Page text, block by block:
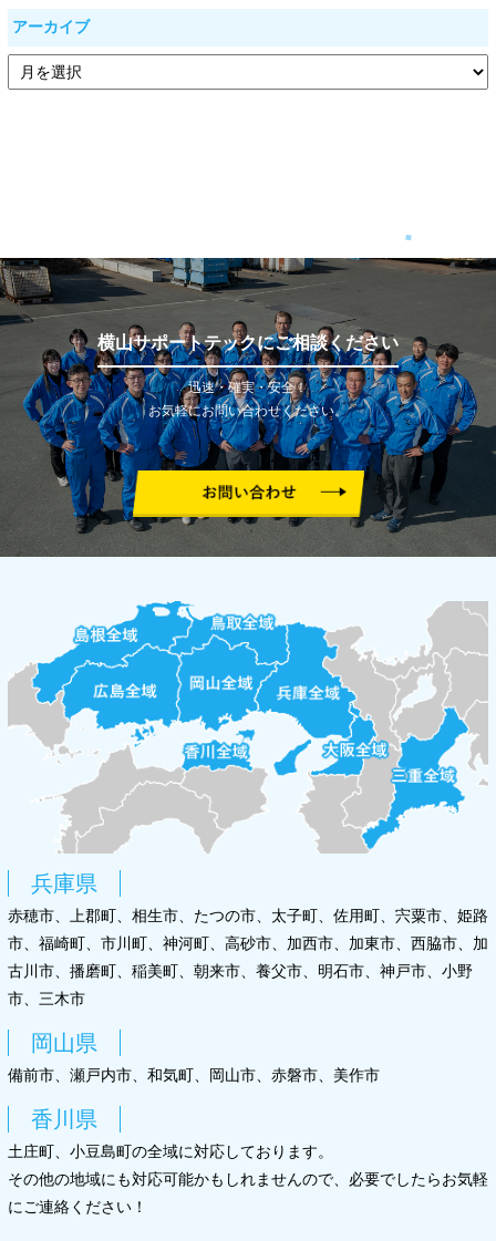
アーカイブ
横山サポートテックにご相談ください
迅速・確実・安全！
お気軽にお問い合わせください。
兵庫県
赤穂市、上郡町、相生市、たつの市、太子町、佐用町、宍粟市、姫路
市、福崎町、市川町、神河町、高砂市、加西市、加東市、西脇市、加
古川市、播磨町、稲美町、朝来市、養父市、明石市、神戸市、小野
市、三木市
岡山県
備前市、瀬戸内市、和気町、岡山市、赤磐市、美作市
香川県
土庄町、小豆島町の全域に対応しております。
その他の地域にも対応可能かもしれませんので、必要でしたらお気軽
にご連絡ください！